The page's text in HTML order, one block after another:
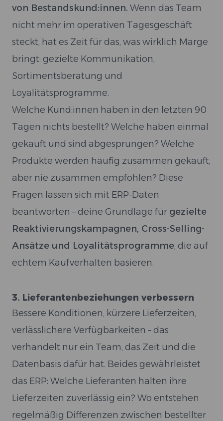
von Bestandskund:innen. Wenn das Team
nicht mehr im operativen Tagesgeschäft
steckt, hat es Zeit für das, was wirklich Marge
bringt: gezielte Kommunikation,
Sortimentsberatung und
Loyalitätsprogramme.
Welche Kund:innen haben in den letzten 90
Tagen nichts bestellt? Welche haben einmal
gekauft und sind abgesprungen? Welche
Produkte werden häufig zusammen gekauft,
aber nie zusammen empfohlen? Diese
Fragen lassen sich mit ERP-Daten
beantworten – deine Grundlage für gezielte
Reaktivierungskampagnen, Cross-Selling-
Ansätze und Loyalitätsprogramme, die auf
echtem Kaufverhalten basieren.
3. Lieferantenbeziehungen verbessern
Bessere Konditionen, kürzere Lieferzeiten,
verlässlichere Verfügbarkeiten – das
verhandelt nur ein Team, das Zeit und die
Datenbasis dafür hat. Beides gewährleistet
das ERP: Welche Lieferanten halten ihre
Lieferzeiten zuverlässig ein? Wo entstehen
regelmäßig Differenzen zwischen bestellter